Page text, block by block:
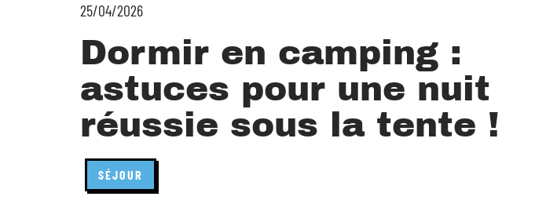
25/04/2026
Dormir en camping :
astuces pour une nuit
réussie sous la tente !
SÉJOUR